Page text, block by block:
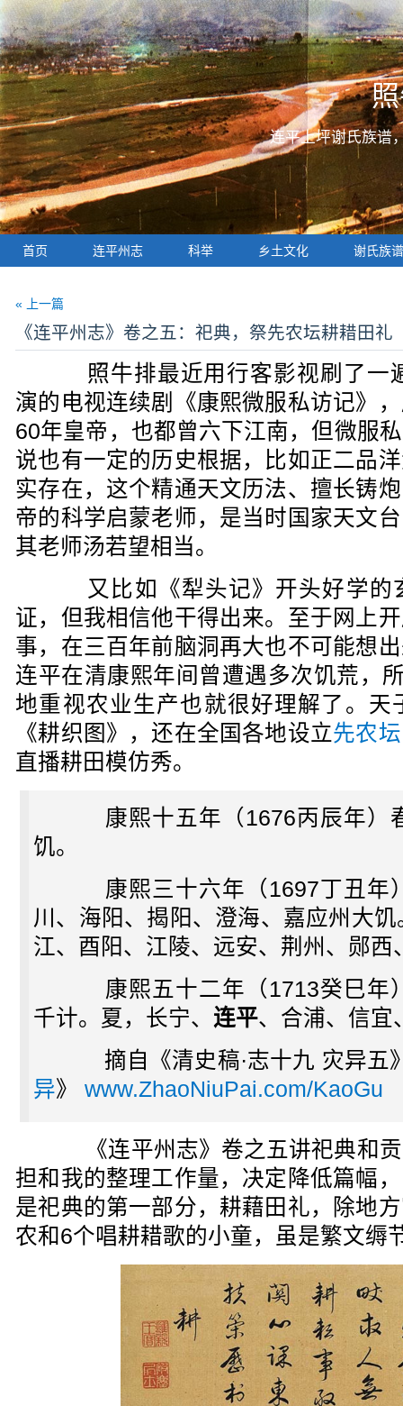
连平上坪谢氏族谱
首页 连平州志 科举 乡土文化 谢氏族谱
« 上一篇
《连平州志》卷之五：祀典，祭先农坛耕耤田礼
照牛排最近用行客影视刷了一
演的电视连续剧《康熙微服私访记》
60年皇帝，也都曾六下江南，但微服
说也有一定的历史根据，比如正二品
实存在，这个精通天文历法、擅长铸
帝的科学启蒙老师，是当时国家天文
其老师汤若望相当。
又比如《犁头记》开头好学的
证，但我相信他干得出来。至于网上
事，在三百年前脑洞再大也不可能想
连平在清康熙年间曾遭遇多次饥荒，
地重视农业生产也就很好理解了。天
《耕织图》，还在全国各地设立先农坛
直播耕田模仿秀。
康熙十五年（1676丙辰年）
饥。
康熙三十六年（1697丁丑年
川、海阳、揭阳、澄海、嘉应州大
江、酉阳、江陵、远安、荆州、郧西
康熙五十二年（1713癸巳年
千计。夏，长宁、 连平、合浦、信宜
摘自《清史稿·志十九 灾异五
异》www.ZhaoNiuPai.com/KaoGu
《连平州志》卷之五讲祀典和贡
担和我的整理工作量，决定降低篇幅
是祀典的第一部分，耕藉田礼，除地
农和6个唱耕耤歌的小童，虽是繁文缛